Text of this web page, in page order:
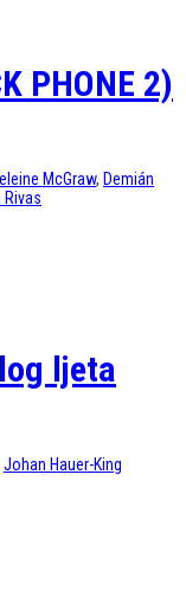
PHONE 2)
McGraw, Demián
Rivas
ljeta
Johan Hauer-King